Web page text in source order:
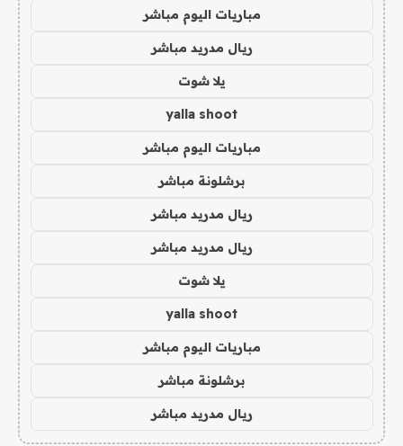
مباريات اليوم مباشر
ريال مدريد مباشر
يلا شوت
yalla shoot
مباريات اليوم مباشر
برشلونة مباشر
ريال مدريد مباشر
ريال مدريد مباشر
يلا شوت
yalla shoot
مباريات اليوم مباشر
برشلونة مباشر
ريال مدريد مباشر